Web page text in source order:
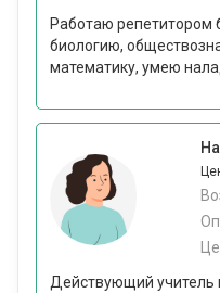
Работаю репетитором
биологию,
математику, умею
Действующий учитель